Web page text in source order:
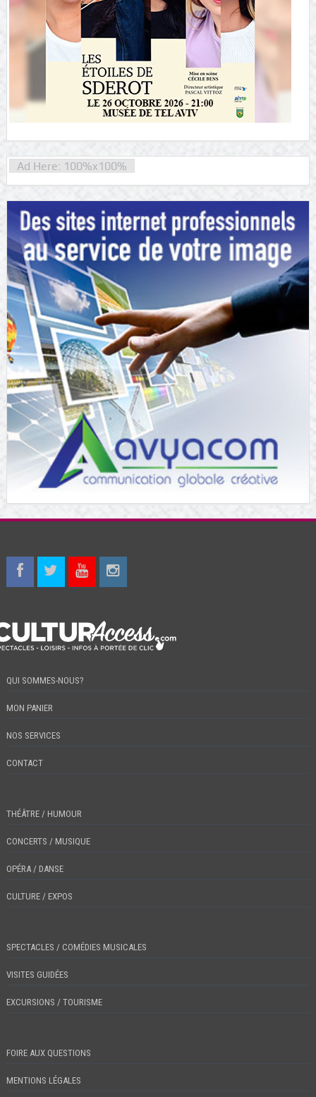
Ad Here: 100%x100%
QUI SOMMES-NOUS?
MON PANIER
NOS SERVICES
CONTACT
THÉÂTRE / HUMOUR
CONCERTS / MUSIQUE
OPÉRA / DANSE
CULTURE / EXPOS
SPECTACLES / COMÉDIES MUSICALES
VISITES GUIDÉES
EXCURSIONS / TOURISME
FOIRE AUX QUESTIONS
MENTIONS LÉGALES